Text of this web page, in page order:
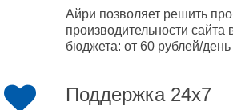
Айри позволяет решить
производительности сайта
бюджета: от 60 рублей/день
Поддержка 24x7